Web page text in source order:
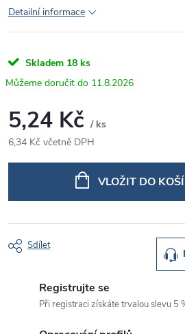
Detailní informace
Skladem 18 ks
11.8.2026
5,24 Kč / ks
6,34 Kč včetně DPH
VLOŽIT DO
Sdílet
Registrujte se
Při registraci získáte trvalou slevu 5